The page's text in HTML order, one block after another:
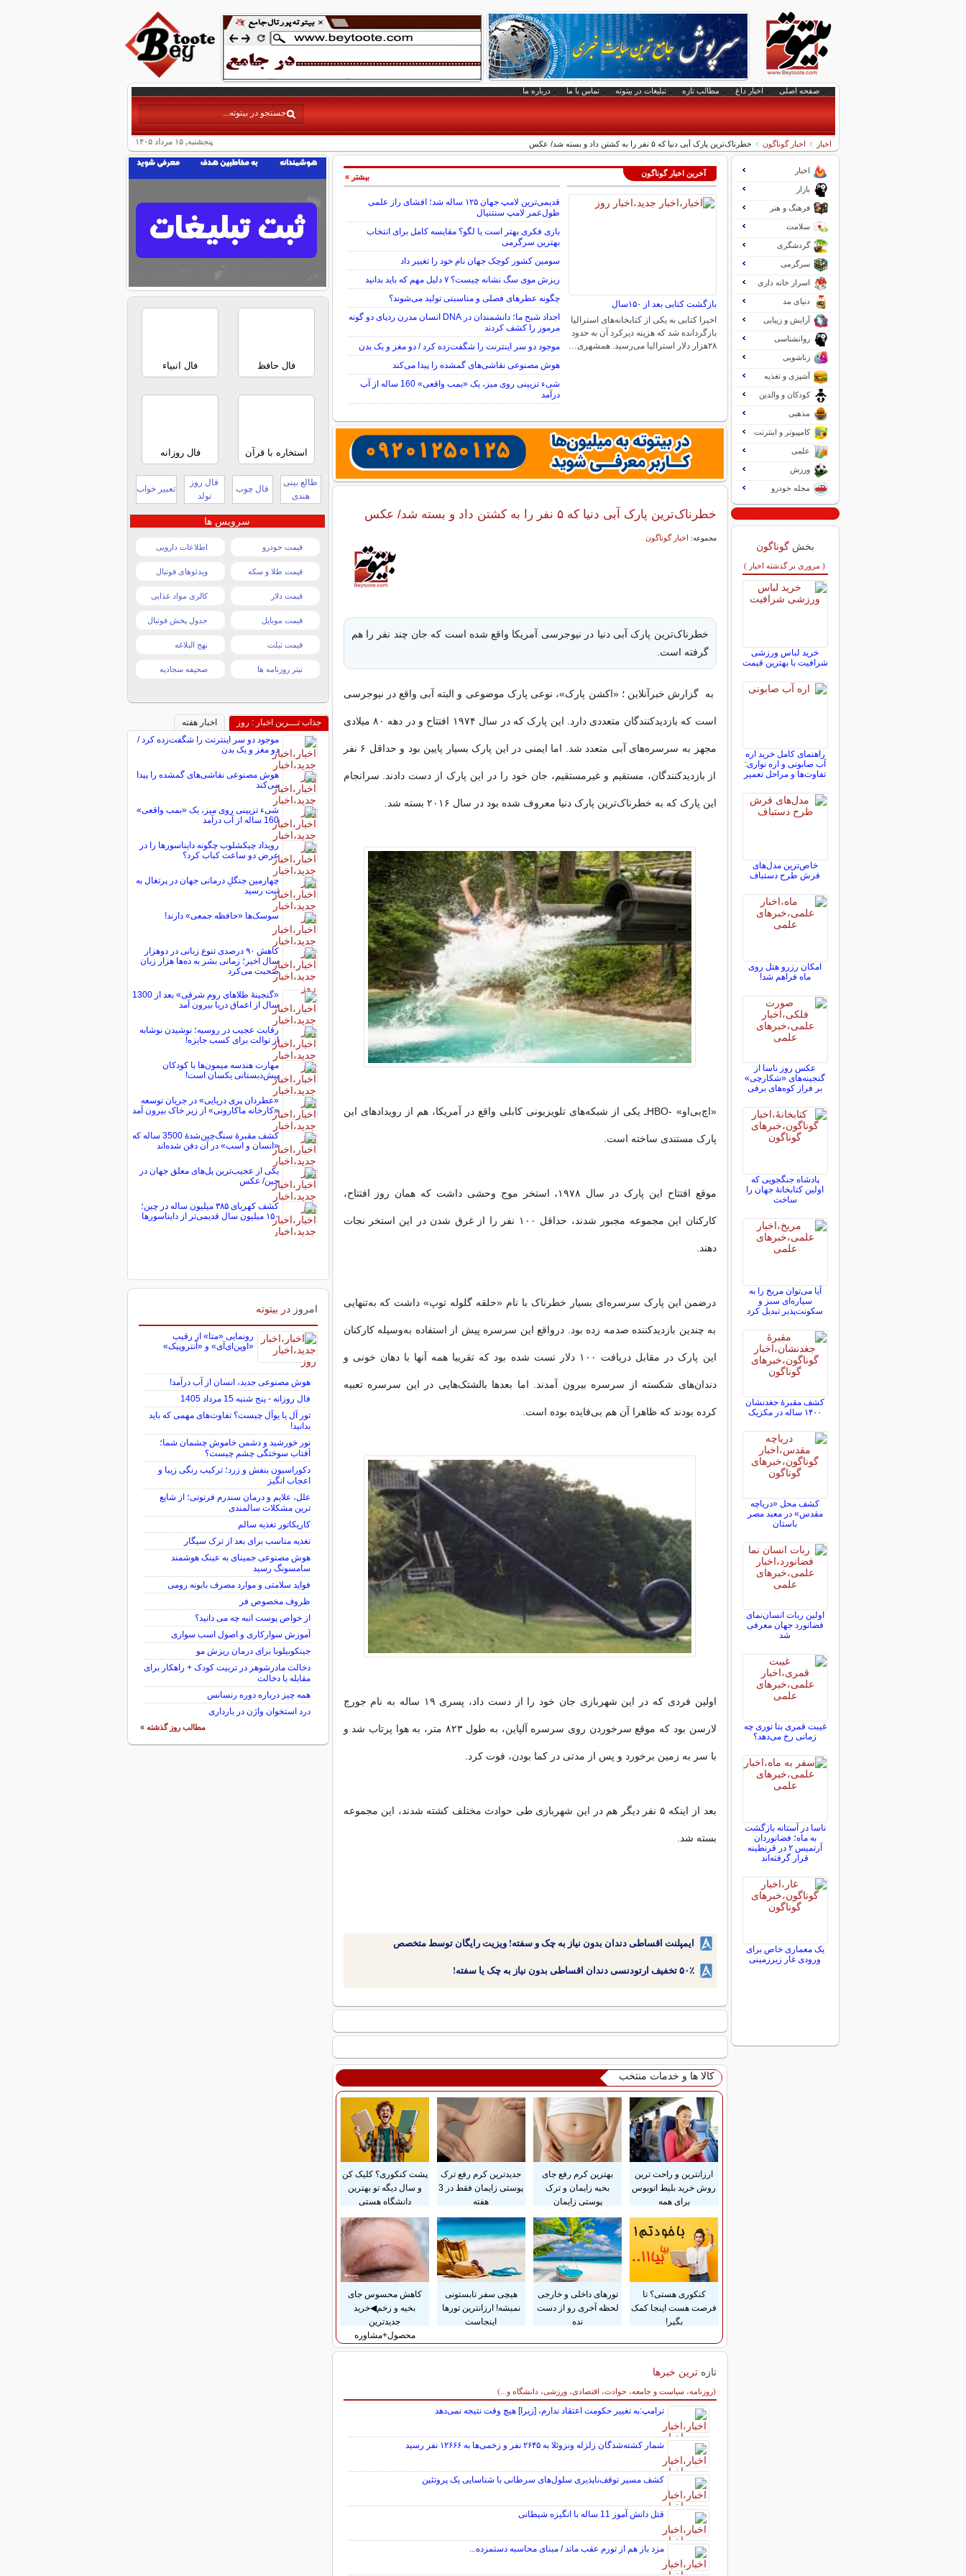
صفحه اصلی اخبار داغ مطالب تازه تبلیغات در بیتوته تماس با ما درباره ما
پنجشنبه, ۱۵ مرداد ۱۴۰۵ اخبار اخبار گوناگون خطرناک‌ترین پارک آبی دنیا که ۵ نفر را به کشتن داد و بسته شد/ عکس
آخرین اخبار گوناگون
بازگشت کتابی بعد از ۱۵۰سال
اخیرا کتابی به یکی از کتابخانه‌های استرالیا
بازگردانده شد که هزینه دیرکرد آن به حدود
۲۸هزار دلار استرالیا می‌رسید. همشهری…
قدیمی‌ترین لامپ جهان ۱۲۵ ساله شد؛ افشای راز علمی
طول‌عمر لامپ سنتنیال
بازی فکری بهتر است یا لگو؟ مقایسه کامل برای انتخاب
بهترین سرگرمی
سومین کشور کوچک جهان نام خود را تغییر داد
ریزش موی سگ نشانه چیست؟ ۷ دلیل مهم که باید بدانید
چگونه عطرهای فصلی و مناسبتی تولید می‌شوند؟
اجداد شبح ما؛ دانشمندان در DNA انسان مدرن ردپای دو گونه
مرموز را کشف کردند
موجود دو سر اینترنت را شگفت‌زده کرد / دو مغز و یک بدن
هوش مصنوعی نقاشی‌های گمشده را پیدا می‌کند
شیء تزیینی روی میز، یک «بمب واقعی» 160 ساله از آب
درآمد
بیشتر »
خطرناک‌ترین پارک آبی دنیا که ۵ نفر را به کشتن داد و بسته شد/ عکس
مجموعه: اخبار گوناگون
خطرناک‌ترین پارک آبی دنیا در نیوجرسی آمریکا واقع شده است که جان چند نفر را هم
گرفته است.
به گزارش خبرآنلاین ؛ «اکشن پارک»، نوعی پارک موضوعی و البته آبی واقع در نیوجرسی
است که بازدیدکنندگان متعددی دارد. این پارک که در سال ۱۹۷۴ افتتاح و در دهه ۸۰ میلادی
مجهز به سرسره‌های آبی متعدد شد. اما ایمنی در این پارک بسیار پایین بود و حداقل ۶ نفر
از بازدیدکنندگان، مستقیم و غیرمستقیم، جان خود را در این پارک از دست دادند. سرانجام
این پارک که به خطرناک‌ترین پارک دنیا معروف شده بود در سال ۲۰۱۶ بسته شد.
«اچ‌بی‌او» -HBOـ یکی از شبکه‌های تلویزیونی کابلی واقع در آمریکا، هم از رویدادهای این
پارک مستندی ساخته است.
موقع افتتاح این پارک در سال ۱۹۷۸، استخر موج وحشی داشت که همان روز افتتاح،
کارکنان این مجموعه مجبور شدند، حداقل ۱۰۰ نفر را از غرق شدن در این استخر نجات
دهند.
درضمن این پارک سرسره‌ای بسیار خطرناک با نام «حلقه گلوله توپ» داشت که به‌تنهایی
به چندین بازدیدکننده صدمه زده بود. درواقع این سرسره پیش از استفاده به‌وسیله کارکنان
این پارک در مقابل دریافت ۱۰۰ دلار تست شده بود که تقریبا همه آنها با دهان خونی و
دندان‌های شکسته از سرسره بیرون آمدند. اما بعدها بالشتک‌هایی در این سرسره تعبیه
کرده بودند که ظاهرا آن هم بی‌فایده بوده است.
اولین فردی که در این شهربازی جان خود را از دست داد، پسری ۱۹ ساله به نام جورج
لارسن بود که موقع سرخوردن روی سرسره آلپاین، به طول ۸۲۳ متر، به هوا پرتاب شد و
با سر به زمین برخورد و پس از مدتی در کما بودن، فوت کرد.
بعد از اینکه ۵ نفر دیگر هم در این شهربازی طی حوادث مختلف کشته شدند، این مجموعه
بسته شد.
ایمپلنت اقساطی دندان بدون نیاز به چک و سفته! ویزیت رایگان توسط متخصص
۵۰٪ تخفیف ارتودنسی دندان اقساطی بدون نیاز به چک یا سفته!
کالا ها و خدمات منتخب
ارزانترین و راحت ترین
روش خرید بلیط اتوبوس
برای همه
بهترین کرم رفع جای
بخیه زایمان و ترک
پوستی زایمان
جدیدترین کرم رفع ترک
پوستی زایمان فقط در 3
هفته
پشت کنکوری؟ کلیک کن
و سال دیگه تو بهترین
دانشگاه هستی
کنکوری هستی؟ تا
فرصت هست اینجا کمک
بگیر!
تورهای داخلی و خارجی
لحظه آخری رو از دست
نده
هیچی سفر تابستونی
نمیشه! ارزانترین تورها
اینجاست
کاهش محسوس جای
بخیه و زخم◀خرید
جدیدترین
محصول+مشاوره
تازه ترین خبرها
(روزنامه، سیاست و جامعه، حوادث، اقتصادی، ورزشی، دانشگاه و...)
سایر خبرهای داغ
ترامپ:به تغییر حکومت اعتقاد ندارم، [زیرا] هیچ وقت نتیجه نمی‌دهد
شمار کشته‌شدگان زلزله ونزوئلا به ۲۶۴۵ نفر و زخمی‌ها به ۱۲۶۶۶ نفر رسید
کشف مسیر توقف‌ناپذیری سلول‌های سرطانی با شناسایی یک پروتئین
قتل دانش آموز 11 ساله با انگیزه شیطانی
مزد باز هم از تورم عقب ماند / مبنای محاسبه دستمزده...
اخبار
بازار
فرهنگ و هنر
سلامت
گردشگری
سرگرمی
اسرار خانه داری
دنیای مد
آرایش و زیبایی
روانشناسی
زناشویی
آشپزی و تغذیه
کودکان و والدین
مذهبی
کامپیوتر و اینترنت
علمی
ورزش
مجله خودرو
بخش گوناگون
( مروری بر گذشته اخبار )
خرید لباس ورزشی
شرافیت با بهترین قیمت
راهنمای کامل خرید اره
آب صابونی و اره نواری:
تفاوت‌ها و مراحل تعمیر
خاص‌ترین مدل‌های
فرش طرح دستباف
امکان رزرو هتل روی
ماه فراهم شد!
عکس روز ناسا از
گنجینه‌های «شکارچی»
بر فراز کوه‌های برفی
پادشاه جنگجویی که
اولین کتابخانۀ جهان را
ساخت
آیا می‌توان مریخ را به
سیاره‌ای سبز و
سکونت‌پذیر تبدیل کرد
کشف مقبرۀ جغدنشان
۱۴۰۰ ساله در مکزیک
کشف محل «دریاچه
مقدس» در معبد مصر
باستان
اولین ربات انسان‌نمای
فضانورد جهان معرفی
شد
غیبت قمری بتا توری چه
زمانی رخ می‌دهد؟
ناسا در آستانه بازگشت
به ماه؛ فضانوردان
آرتمیس ۲ در قرنطینه
قرار گرفته‌اند
یک معماری خاص برای
ورودی غار زیرزمینی
فال حافظ فال انبیاء
استخاره با قرآن فال روزانه
طالع بینی
هندی
فال چوب
فال روز
تولد
تعبیر خواب
سرویس ها
قیمت خودرو اطلاعات دارویی
قیمت طلا و سکه ویدئوهای فوتبال
قیمت دلار کالری مواد غذایی
قیمت موبایل جدول پخش فوتبال
قیمت تبلت نهج البلاغه
تیتر روزنامه ها صحیفه سجادیه
جذاب تـــرین اخبار : روز
اخبار هفته
موجود دو سر اینترنت را شگفت‌زده کرد /
دو مغز و یک بدن
هوش مصنوعی نقاشی‌های گمشده را پیدا
می‌کند
شیء تزیینی روی میز، یک «بمب واقعی»
160 ساله از آب درآمد
رویداد چیکشلوب چگونه دایناسورها را در
عرض دو ساعت کباب کرد؟
چهارمین جنگلِ درمانی جهان در پرتغال به
ثبت رسید
سوسک‌ها «حافظه جمعی» دارند!
کاهش ۹۰ درصدی تنوع زبانی در دوهزار
سال اخیر؛ زمانی بشر به ده‌ها هزار زبان
صحبت می‌کرد
«گنجینۀ طلاهای روم شرقی» بعد از 1300
سال از اعماق دریا بیرون آمد
رقابت عجیب در روسیه؛ نوشیدن نوشابه
از توالت برای کسب جایزه!
مهارت هندسه میمون‌ها با کودکان
پیش‌دبستانی یکسان است!
«عطردان پری دریایی» در جریان توسعه
«کارخانه ماکارونی» از زیر خاک بیرون آمد
کشف مقبرۀ سنگ‌چین‌شدۀ 3500 ساله که
«انسان و اسب» در آن دفن شده‌اند
یکی از عجیب‌ترین پل‌های معلق جهان در
چین/ عکس
کشف کهربای ۳۸۵ میلیون ساله در چین؛
۱۵۰ میلیون سال قدیمی‌تر از دایناسورها
امروز در بیتوته
رونمایی «متا» از رقیب
«اوپن‌ای‌آی» و «آنتروپیک»
هوش مصنوعی جدید، انسان از آب درآمد!
فال روزانه - پنج شنبه 15 مرداد 1405
تور آل یا یوآل چیست؟ تفاوت‌های مهمی که باید
بدانید!
نور خورشید و دشمن خاموش چشمان شما؛
آفتاب سوختگی چشم چیست؟
دکوراسیون بنفش و زرد؛ ترکیب رنگی زیبا و
اعجاب انگیز
علل، علایم و درمان سندرم فرتوتی؛ از شایع
ترین مشکلات سالمندی
کاریکاتور تغذیه سالم
تغذیه مناسب برای بعد از ترک سیگار
هوش مصنوعی جمینای به عینک هوشمند
سامسونگ رسید
فواید سلامتی و موارد مصرف بابونه رومی
ظروف مخصوص فر
از خواص پوست انبه چه می دانید؟
آموزش سوارکاری و اصول اسب سواری
جینکوبیلوبا برای درمان ریزش مو
دخالت مادرشوهر در تربیت کودک + راهکار برای
مقابله با دخالت
همه چیز درباره دوره رنسانس
درد استخوان واژن در بارداری
مطالب روز گذشته »